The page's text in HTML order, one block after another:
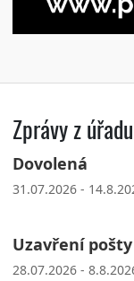
Zprávy z úřadu
Dovolená
31.07.2026 -
Uzavření
28.07.2026 -